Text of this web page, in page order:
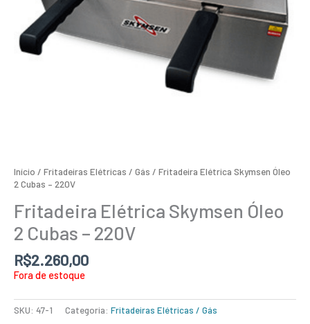
Início / Fritadeiras Elétricas / Gás / Fritadeira Elétrica Skymsen Óleo
2 Cubas – 220V
Fritadeira Elétrica Skymsen Óleo
2 Cubas – 220V
R$2.260,00
Fora de estoque
SKU: 47-1 Categoria: Fritadeiras Elétricas / Gás